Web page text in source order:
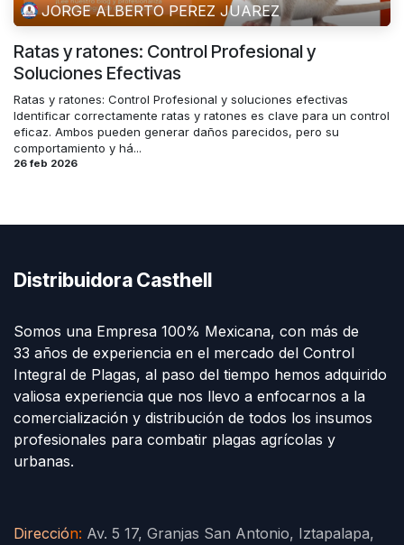
JORGE ALBERTO PEREZ JUAREZ
Ratas y ratones: Control Profesional y
Soluciones Efectivas
Ratas y ratones: Control Profesional y soluciones efectivas
Identificar correctamente ratas y ratones es clave para un control
eficaz. Ambos pueden generar daños parecidos, pero su
comportamiento y há...
26 feb 2026
Distribuidora Casthell
Somos una Empresa 100% Mexicana, con más de
33 años de experiencia en el mercado del Control
Integral de Plagas, al paso del tiempo hemos adquirido
valiosa experiencia que nos llevo a enfocarnos a la
comercialización y distribución de todos los insumos
profesionales para combatir plagas agrícolas y
urbanas.
Dirección: Av. 5 17, Granjas San Antonio, Iztapalapa,